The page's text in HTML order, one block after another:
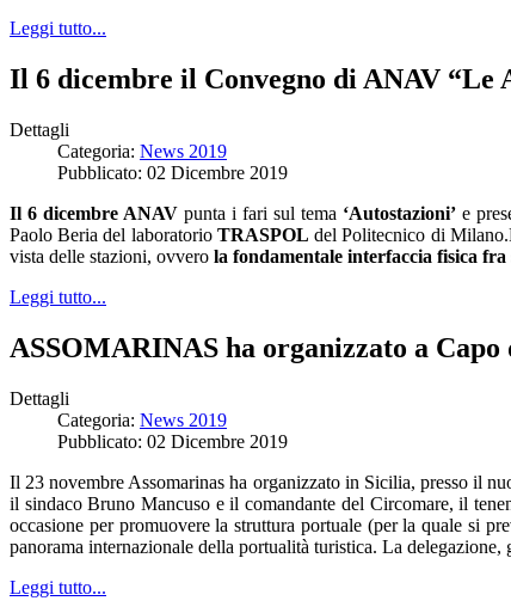
Leggi tutto...
Il 6 dicembre il Convegno di ANAV
Dettagli
Categoria: News 2019
Pubblicato: 02 Dicembre 2019
Il 6 dicembre ANAVpunta i fari sul tema ‘Autostazioni’ e
Paolo Beria del laboratorio TRASPOL del Politecnico di
vista delle stazioni, ovvero la fondamentale interfaccia fisica
Leggi tutto...
ASSOMARINAS ha organizzato a
Dettagli
Categoria: News 2019
Pubblicato: 02 Dicembre 2019
Il 23 novembre Assomarinas ha organizzato in Sicilia, presso il
il sindaco Bruno Mancuso e il comandante del Circomare, il
occasione per promuovere la struttura portuale (per la quale si
panorama internazionale della portualità turistica. La
Leggi tutto...